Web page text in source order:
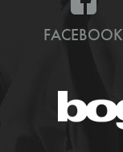
FACEBOOK